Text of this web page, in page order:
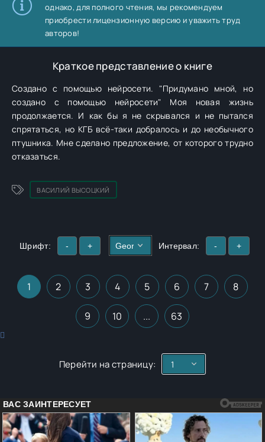
однако, для полного чтения, мы рекомендуем
приобрести лицензионную версию и уважить труд
авторов!
Краткое представление о книге
Создано с помощью нейросети. "Придумано мной, но
создано с помощью нейросети" Моя новая жизнь
продолжается. И как бы я не скрывался и не пытался
спрятаться, но КГБ всё-таки добралось и до необычного
птушника. Мне сделано предложение, от которого трудно
отказаться.
ВАСИЛИЙ ВЫСОЦКИЙ
Шрифт: - + Интервал: - +
1 2 3 4 5 6 7 8
9 10 ... 63
Перейти на страницу: